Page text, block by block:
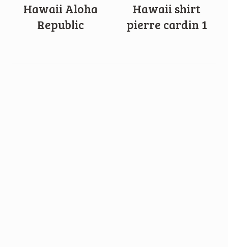
Hawaii Aloha
Republic
Hawaii shirt
pierre cardin 1